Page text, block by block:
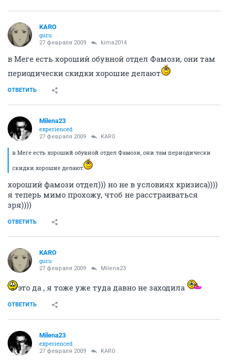
KARO
guru
27 февраля 2009 kima2014
в Меге есть хороший обувной отдел Фамози, они там
периодически скидки хорошие делают
ОТВЕТИТЬ
Milena23
experienced
27 февраля 2009 KARO
в Меге есть хороший обувной отдел Фамози, они там периодически
скидки хорошие делают
хороший фамози отдел))) но не в условиях кризиса))))
я теперь мимо прохожу, чтоб не расстраиваться
зря))))
ОТВЕТИТЬ
KARO
guru
27 февраля 2009 Milena23
это да , я тоже уже туда давно не заходила
ОТВЕТИТЬ
Milena23
experienced
27 февраля 2009 KARO